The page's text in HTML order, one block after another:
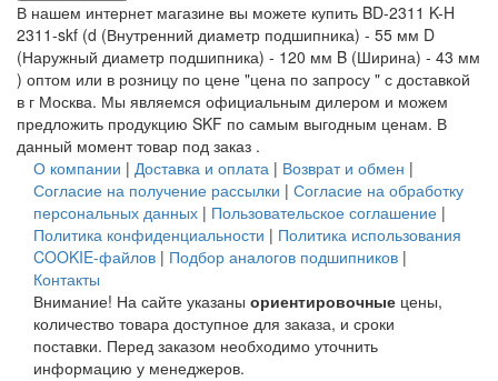
В нашем интернет магазине вы можете купить BD-2311 K-H
2311-skf (d (Внутренний диаметр подшипника) - 55 мм D
(Наружный диаметр подшипника) - 120 мм B (Ширина) - 43 мм
) оптом или в розницу по цене "цена по запросу " с доставкой
в г Москва. Мы являемся официальным дилером и можем
предложить продукцию SKF по самым выгодным ценам. В
данный момент товар под заказ .
О компании | Доставка и оплата | Возврат и обмен |
Согласие на получение рассылки | Согласие на обработку
персональных данных | Пользовательское соглашение |
Политика конфиденциальности | Политика использования
COOKIE-файлов | Подбор аналогов подшипников |
Контакты
Внимание! На сайте указаны ориентировочные цены,
количество товара доступное для заказа, и сроки
поставки. Перед заказом необходимо уточнить
информацию у менеджеров.